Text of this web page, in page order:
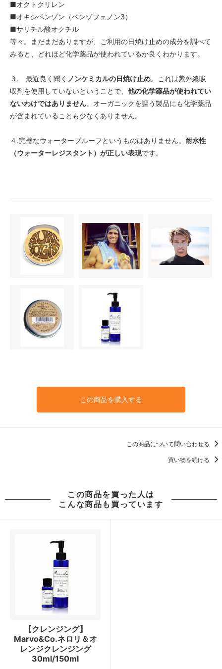
■オクトクリレン
■オキシベンゾン（ベンゾフェノン3）
■サリチル酸オクチル
等々。まだまだありますが、ご利用の日焼け止めの成分を調べて
みると、どれほど化学薬品が使われているか良くわかります。
３. 最近良く聞く ノンケミカルの日焼け止め。これは紫外線吸
収剤を使用していないということで、 他の化学薬品が使われてい
ないわけではありません。オーガニックを謳う製品にも化学薬品
が含まれていることも少なくありません。
４.完璧なウォータープルーフというものはありません。 耐水性
（ウォーターレジスタント）が正しい表現です。
この商品を購入する
この商品について問い合わせる
買い物を続ける
この商品を買った人は
こんな商品も買っています
【クレンジング】
Marvo&Co.ネロリ＆オ
レンジクレンジング
30ml/150ml